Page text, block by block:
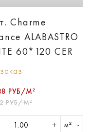
Charme
ALABASTRO
60*120 CER
РУБ/М²
РУБ/М²
м²